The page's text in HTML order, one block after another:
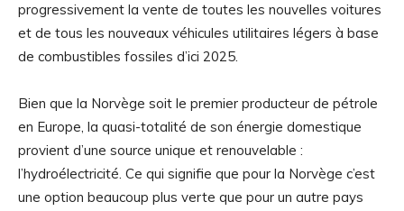
progressivement la vente de toutes les nouvelles voitures
et de tous les nouveaux véhicules utilitaires légers à base
de combustibles fossiles d’ici 2025.
Bien que la Norvège soit le premier producteur de pétrole
en Europe, la quasi-totalité de son énergie domestique
provient d’une source unique et renouvelable :
l’hydroélectricité. Ce qui signifie que pour la Norvège c’est
une option beaucoup plus verte que pour un autre pays